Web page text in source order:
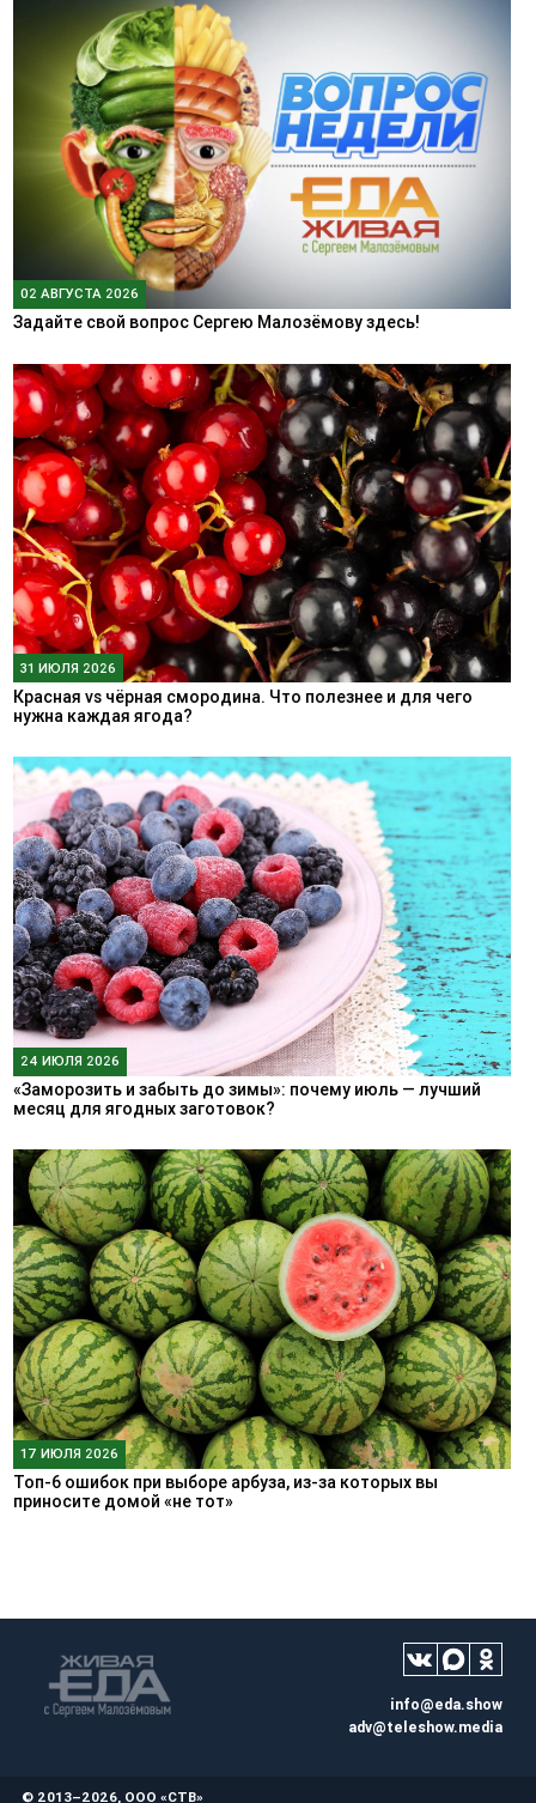
02 АВГУСТА 2026
Задайте свой вопрос Сергею Малозёмову здесь!
31 ИЮЛЯ 2026
Красная vs чёрная смородина. Что полезнее и для чего
нужна каждая ягода?
24 ИЮЛЯ 2026
«Заморозить и забыть до зимы»: почему июль — лучший
месяц для ягодных заготовок?
17 ИЮЛЯ 2026
Топ-6 ошибок при выборе арбуза, из-за которых вы
приносите домой «не тот»
info@eda.show
adv@teleshow.media
© 2013–2026, ООО «СТВ»